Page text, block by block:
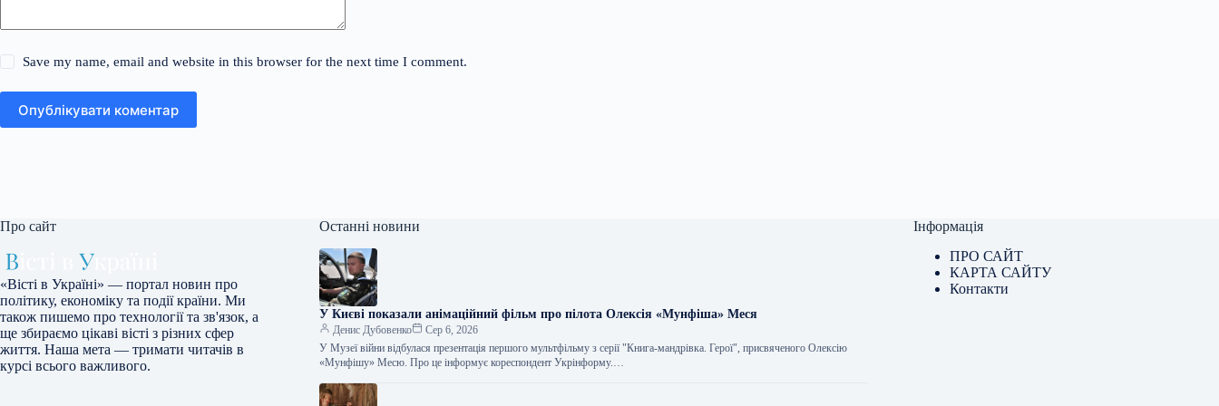
Save my name, email and website in this browser for the next time I comment.
Опублікувати коментар
Про сайт
«Вісті в Україні» — портал новин про
політику, економіку та події країни. Ми
також пишемо про технології та зв'язок, а
ще збираємо цікаві вісті з різних сфер
життя. Наша мета — тримати читачів в
курсі всього важливого.
Останні новини
У Києві показали анімаційний фільм про пілота Олексія «Мунфіша» Меся
Денис Дубовенко
Сер 6, 2026
У Музеї війни відбулася презентація першого мультфільму з серії "Книга-мандрівка. Герої", присвяченого Олексію
«Мунфішу» Месю. Про це інформує кореспондент Укрінформу.…
Інформація
ПРО САЙТ
КАРТА САЙТУ
Контакти